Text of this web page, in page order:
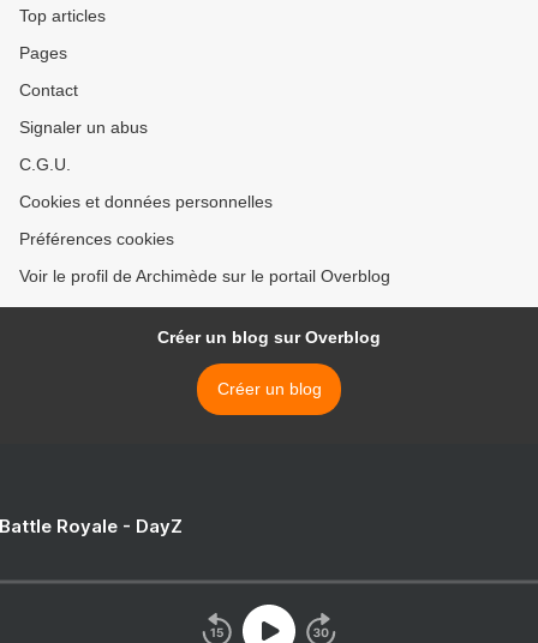
Top articles
Pages
Contact
Signaler un abus
C.G.U.
Cookies et données personnelles
Préférences cookies
Voir le profil de Archimède sur le portail Overblog
Créer un blog sur Overblog
Créer un blog
Royale - DayZ